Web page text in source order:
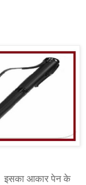
इसका आकार पेन के